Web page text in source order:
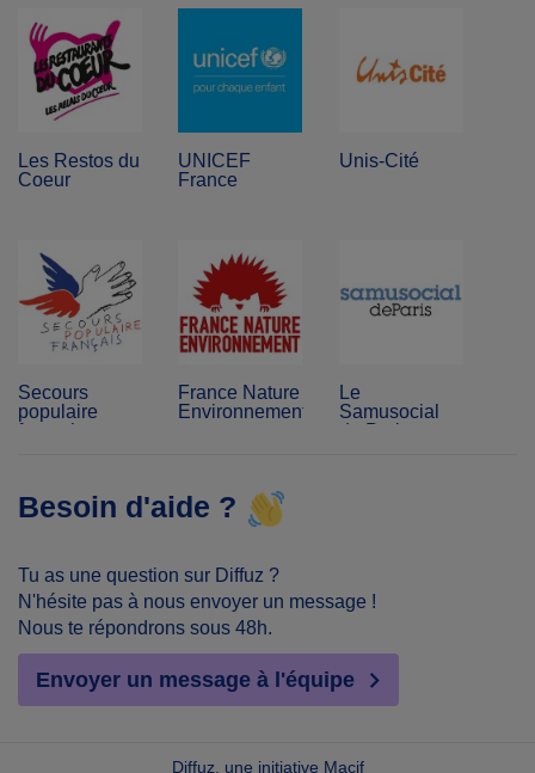
Les Restos du
Coeur
UNICEF
France
Unis-Cité
Secours
populaire
français
France Nature
Environnement
Le
Samusocial
de Paris
Besoin d'aide ?
Tu as une question sur Diffuz ?
N'hésite pas à nous envoyer un message !
Nous te répondrons sous 48h.
Envoyer un message à l'équipe
Diffuz, une initiative Macif